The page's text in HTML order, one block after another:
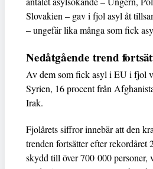
Slovakien – gav i fjol asyl åt
– ungefär lika många som fick
Nedåtgående trend
Av dem som fick asyl i EU i fjol
Syrien, 16 procent från
Irak.
Fjolårets siffror innebär att den
trenden fortsätter efter rekordåret
skydd till över 700 000 personer,